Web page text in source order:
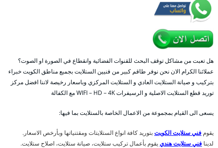
هل تعبت من مشاكل توقف البحث للقنوات الفضائية وانقطاع في الصورة او الصوت؟
عملائنا الكرام الان نحن نوفر طاقم كبير من فنيين الستلايت بجميع مناطق الكويت خبراء
بتركيب و صيانة الستلايت العادي و الستلايت المركزي وباسعار رخيصة لاننا افضل مركز
توريد قطع الستلايت الاصلية و الرسيفرات WIFI – HD – 4K مع الكفالة
يسعى الى القيام بمجموعة من الاعمال الخاصة بالستلايت بما فيها:
يقوم فني ستلايت الكويتبتوريد كافة انواع الستلايتات ومقتنياتها وبأرخص الاسعار.
لدينا فني ستلايت هندييقوم بأعمال تركيب ستلايت، صيانة ستلايت، اصلاح ستلايت.